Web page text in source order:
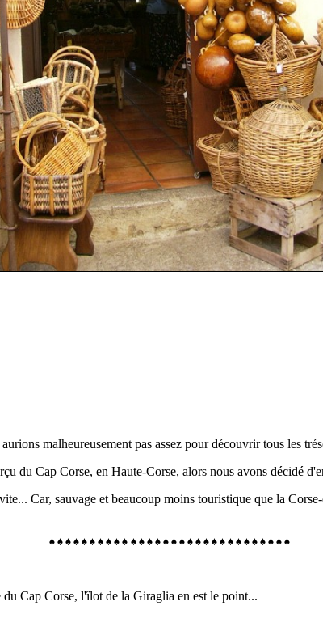
malheureusement pas assez pour découvrir tous les
du Cap Corse, en Haute-Corse, alors nous avons décidé
Car, sauvage et beaucoup moins touristique que la
♠ ♠ ♠ ♠ ♠ ♠ ♠ ♠ ♠ ♠ ♠ ♠ ♠ ♠ ♠ ♠ ♠ ♠ ♠ ♠ ♠ ♠ ♠ ♠ ♠ ♠ ♠ ♠ ♠ ♠
Cap Corse, l'îlot de la Giraglia en est le point...